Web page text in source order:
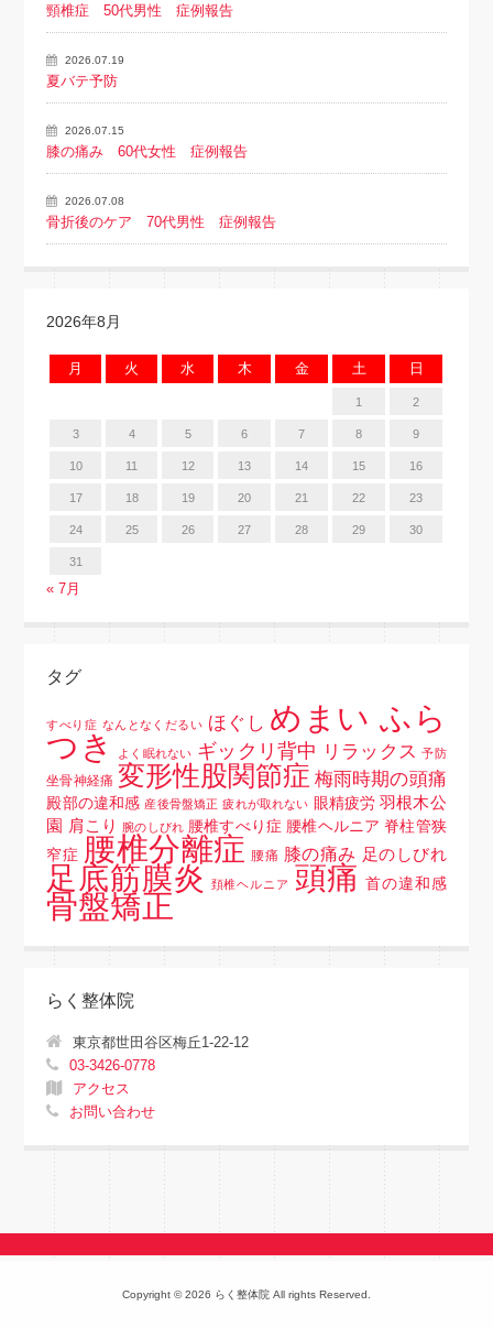
頸椎症 50代男性 症例報告
2026.07.19
夏バテ予防
2026.07.15
膝の痛み 60代女性 症例報告
2026.07.08
骨折後のケア 70代男性 症例報告
2026年8月
月 火 水 木 金 土 日
1 2
3 4 5 6 7 8 9
10 11 12 13 14 15 16
17 18 19 20 21 22 23
24 25 26 27 28 29 30
31
« 7月
タグ
すべり症 なんとなくだるい ほぐし めまい ふら
つき
よく眠れない ギックリ背中 リラックス 予防
坐骨神経痛 変形性股関節症 梅雨時期の頭痛
殿部の違和感 産後骨盤矯正 疲れが取れない 眼精疲労 羽根木公
園 肩こり 腕のしびれ 腰椎すべり症 腰椎ヘルニア 脊柱管狭
窄症 腰椎分離症 腰痛 膝の痛み 足のしびれ
足底筋膜炎 頚椎ヘルニア 頭痛 首の違和感
骨盤矯正
らく整体院
東京都世田谷区梅丘1-22-12
03-3426-0778
アクセス
お問い合わせ
Copyright © 2026 らく整体院 All rights Reserved.